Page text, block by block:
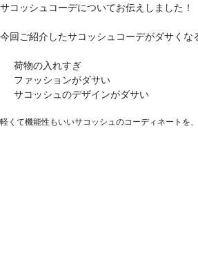
サコッシュコーデについてお伝えしました！
今回ご紹介したサコッシュコーデがダサく
荷物の入れすぎ
ファッションがダサい
サコッシュのデザインがダサい
軽くて機能性もいいサコッシュのコーディネートを